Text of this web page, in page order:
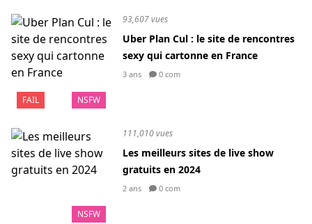
FAIL NSFW
93,607 vues
Uber Plan Cul : le site de rencontres
sexy qui cartonne en France
3 ans 0 com
NSFW
111,010 vues
Les meilleurs sites de live show
gratuits en 2024
2 ans 0 com